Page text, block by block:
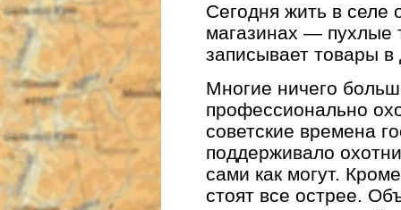
Сегодня жить в селе
магазинах — пухлые
записывает товары в
Многие ничего
профессионально
советские времена
поддерживало
сами как могут.
стоят все острее.